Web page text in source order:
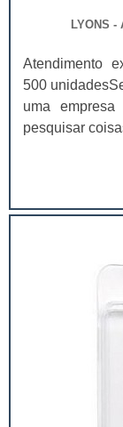
LYONS -
Atendimento
500
uma empresa
pesquisar
um